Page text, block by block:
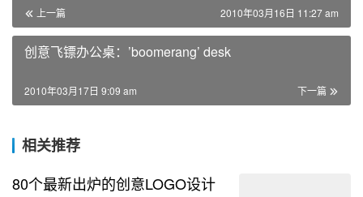
上一篇 2010年03月16日 11:27 am
创意飞镖办公桌：’boomerang’ desk
下一篇
2010年03月17日 9:09 am
相关推荐
80个最新出炉的创意LOGO设计